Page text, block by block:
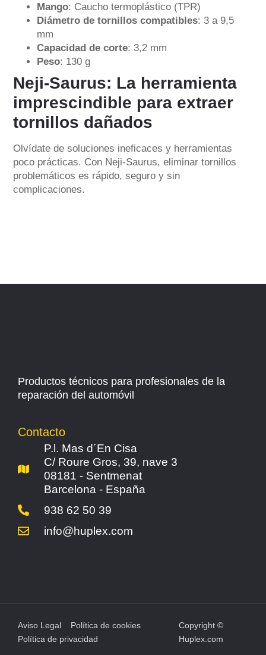
Mango: Caucho termoplástico (TPR)
Diámetro de tornillos compatibles: 3 a 9,5
mm
Capacidad de corte: 3,2 mm
Peso: 130 g
Neji-Saurus: La herramienta
imprescindible para extraer
tornillos dañados
Olvídate de soluciones ineficaces y herramientas
poco prácticas. Con Neji-Saurus, eliminar tornillos
problemáticos es rápido, seguro y sin
complicaciones.
Productos técnicos para profesionales de la
reparación del automóvil
Contacto
P.l. Mas d´En Cisa
C/ Roure Gros, 39, nave 3
08181 - Sentmenat
Barcelona - España
938 62 50 39
info@huplex.com
Aviso Legal
Política de cookies
Política de privacidad
Copyright ©
Huplex.com